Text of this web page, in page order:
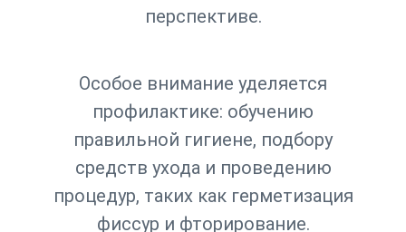
перспективе.
Особое внимание уделяется
профилактике: обучению
правильной гигиене, подбору
средств ухода и проведению
процедур, таких как герметизация
фиссур и фторирование.